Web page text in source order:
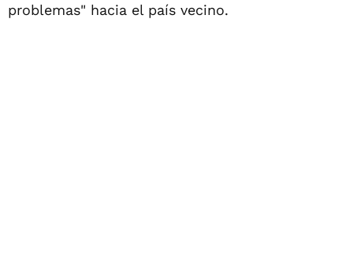
problemas" hacia el país vecino.